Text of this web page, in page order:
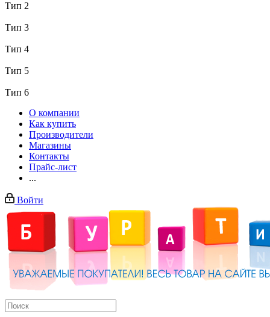
Тип 2
Тип 3
Тип 4
Тип 5
Тип 6
О компании
Как купить
Производители
Магазины
Контакты
Прайс-лист
...
Войти